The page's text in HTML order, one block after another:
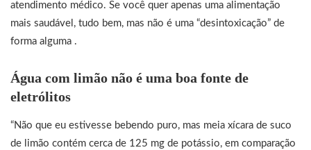
atendimento médico. Se você quer apenas uma alimentação
mais saudável, tudo bem, mas não é uma “desintoxicação” de
forma alguma .
Água com limão não é uma boa fonte de
eletrólitos
“Não que eu estivesse bebendo puro, mas meia xícara de suco
de limão contém cerca de 125 mg de potássio, em comparação